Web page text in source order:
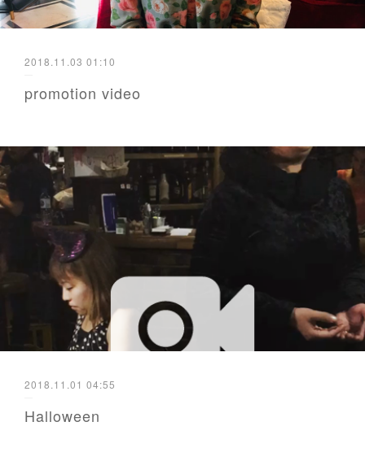
2018.11.03 01:10
promotion video
2018.11.01 04:55
Halloween